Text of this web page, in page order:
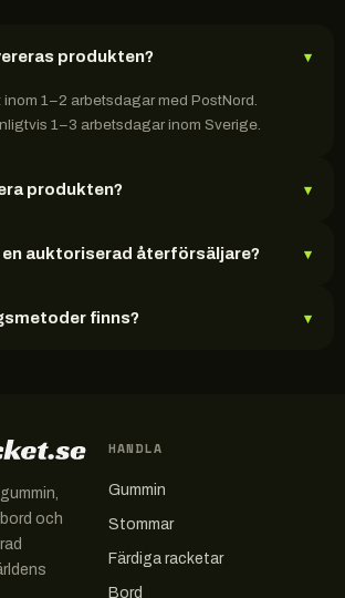
produkten? ▾
inom 1–2 arbetsdagar med PostNord.
1–3 arbetsdagar inom Sverige.
produkten? ▾
auktoriserad återförsäljare? ▾
finns? ▾
och
HANDLA
Gummin
Stommar
Färdiga racketar
Bord